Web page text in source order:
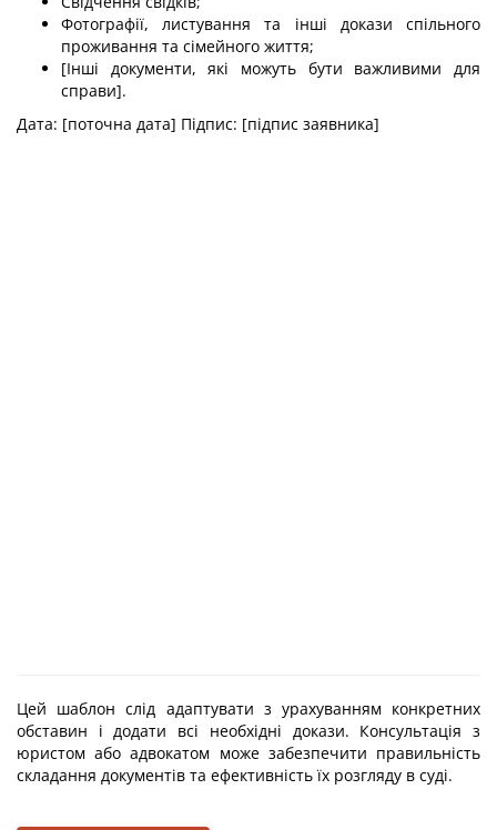
Фотографії, листування та інші докази спільного
проживання та сімейного життя;
[Інші документи, які можуть бути важливими для
справи].
Дата: [поточна дата] Підпис: [підпис заявника]
Цей шаблон слід адаптувати з урахуванням конкретних
обставин і додати всі необхідні докази. Консультація з
юристом або адвокатом може забезпечити правильність
складання документів та ефективність їх розгляду в суді.